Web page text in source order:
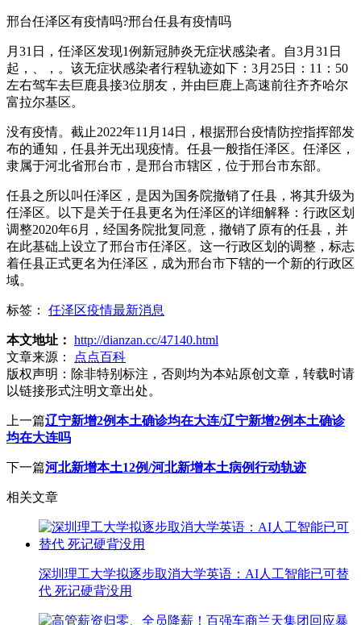
邢台任泽区有疫情吗?邢台任县有疫情吗
月31日，任泽区发现1例新冠肺炎无症状感染者。自3月31日
起，、，。该无症状感染者行程轨迹如下：3月25日：11：50
左右驾车去巨鹿县接3位朋友，并由巨鹿上高速前往齐齐哈尔
富拉尔基区。
没有疫情。截止2022年11月14日，根据邢台疫情防控指挥部发
布的通知，任县并无出现疫情。任县一般指任泽区。任泽区，
隶属于河北省邢台市，是邢台市辖区，位于邢台市东部。
任县之所以叫任泽区，是因为国务院撤销了任县，将其升级为
任泽区。以下是关于任县更名为任泽区的详细解释：行政区划
调整2020年6月，经国务院批复同意，撤销了原有的任县，并
在此基础上设立了邢台市任泽区。这一行政区划的调整，标志
着任县正式更名为任泽区，成为邢台市下辖的一个新的行政区
域。
标签： 任泽区疫情最新消息
本文地址： http://dianzan.cc/47140.html
文章来源：
点点百科
版权声明： 除非特别标注，否则均为本站原创文章，转载时请
以链接形式注明文章出处。
上一篇辽宁新增2例本土确诊均在大连/辽宁新增2例本土确诊
均在大连吗
下一篇河北新增本土12例/河北新增本土病例行动轨迹
相关文章
深圳理工大学拟逐步取消大学英语：AI人工智能已可替
代 死记硬背没用